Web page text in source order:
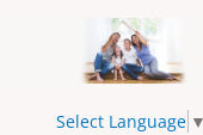
Select Language ▼